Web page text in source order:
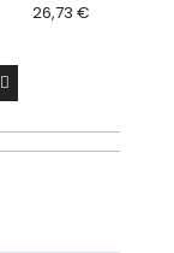
26,73 €